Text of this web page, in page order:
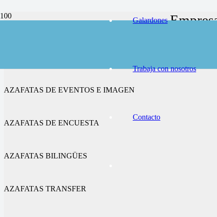
Galardones
Trabaja con nosotros
Contacto
AZAFATAS DE EVENTOS E IMAGEN
AZAFATAS DE ENCUESTA
AZAFATAS BILINGÜES
AZAFATAS TRANSFER